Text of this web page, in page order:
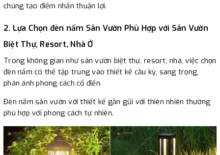
chúng tạo điểm nhấn thuận lợi.
2. Lựa Chọn đèn nấm Sân Vườn Phù Hợp với Sân Vườn
Biệt Thự, Resort, Nhà Ở
Trong không gian như sân vườn biệt thự, resort, nhà, việc chọn
đèn nấm có thể tập trung vào thiết kế cầu kỳ, sang trọng,
phản ánh phong cách cổ điển.
Đèn nấm sân vườn với thiết kế gần gũi với thiên nhiên thường
phù hợp với phong cách tự nhiên.